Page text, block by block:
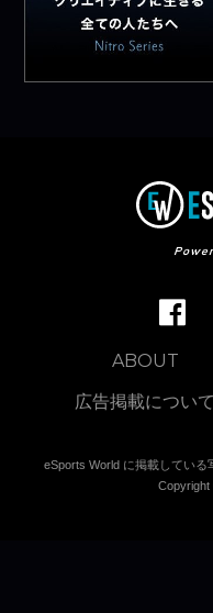
ABOUT
広告掲載について
eSports World に掲載している
Copyright